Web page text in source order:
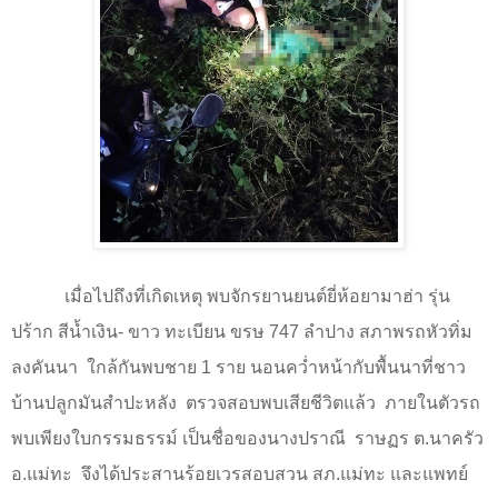
เมื่อไปถึงที่เกิดเหตุ พบจักรยานยนต์ยี่ห้อยามาฮ่า รุ่น
ปร้าก สีน้ำเงิน- ขาว ทะเบียน ขรษ 747 ลำปาง สภาพรถหัวทิ่ม
ลงคันนา ใกล้กันพบชาย 1 ราย นอนคว่ำหน้ากับพื้นนาที่ชาว
บ้านปลูกมันสำปะหลัง ตรวจสอบพบเสียชีวิตแล้ว ภายในตัวรถ
พบเพียงใบกรรมธรรม์ เป็นชื่อของนางปราณี ราษฏร ต.นาครัว
อ.แม่ทะ จึงได้ประสานร้อยเวรสอบสวน สภ.แม่ทะ และแพทย์